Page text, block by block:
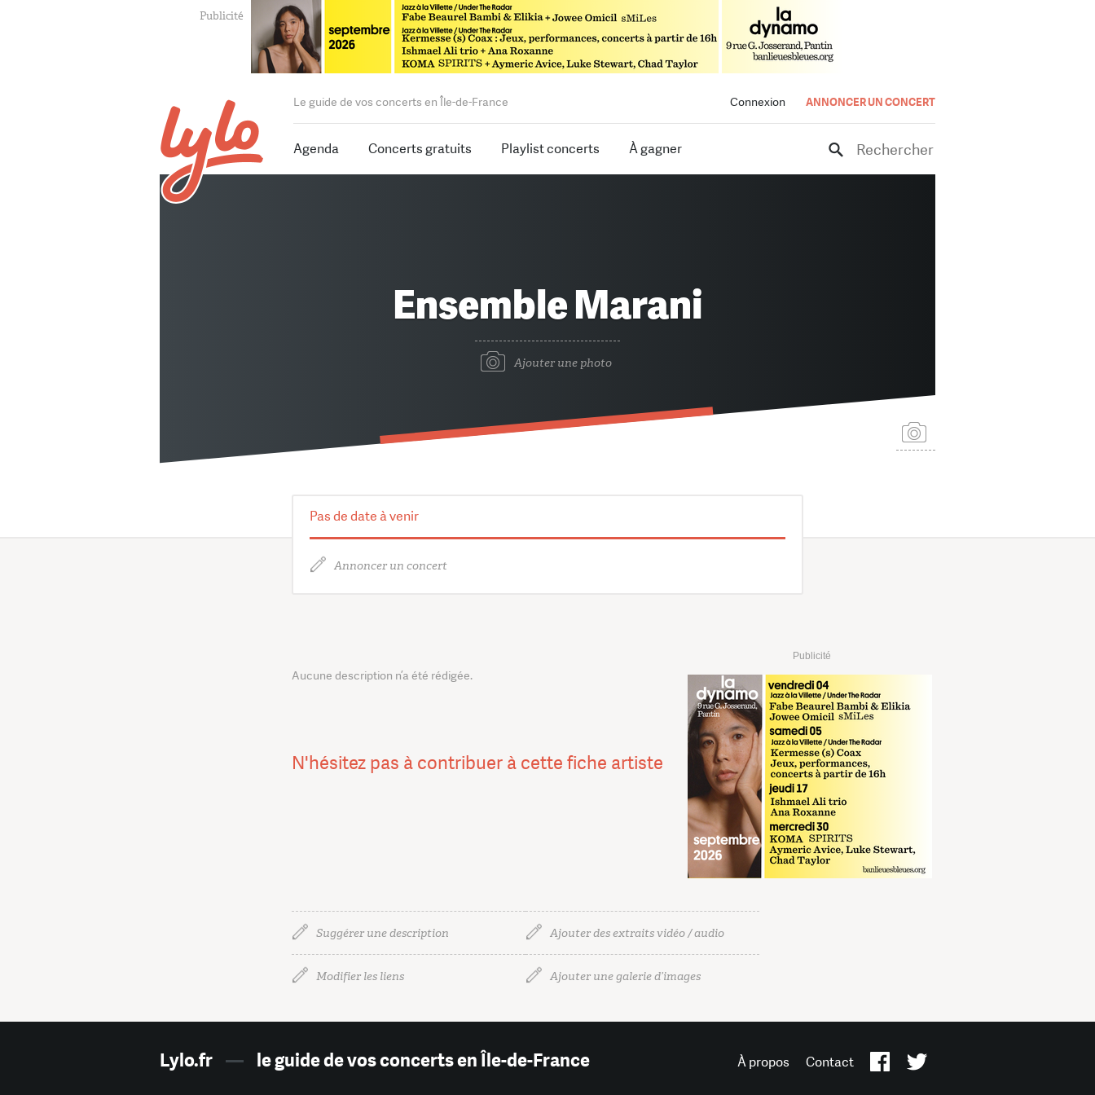
Connexion ANNONCER UN CONCERT
Le guide de vos concerts en Île-de-France
Agenda Concerts gratuits Playlist concerts À gagner Rechercher
Ensemble Marani
Ajouter une photo
Pas de date à venir
Annoncer un concert
Publicité
Aucune description n’a été rédigée.
N'hésitez pas à contribuer à cette fiche artiste
Suggérer une description Ajouter des extraits vidéo / audio
Modifier les liens Ajouter une galerie d’images
Lylo.fr — le guide de vos concerts en Île-de-France À propos Contact